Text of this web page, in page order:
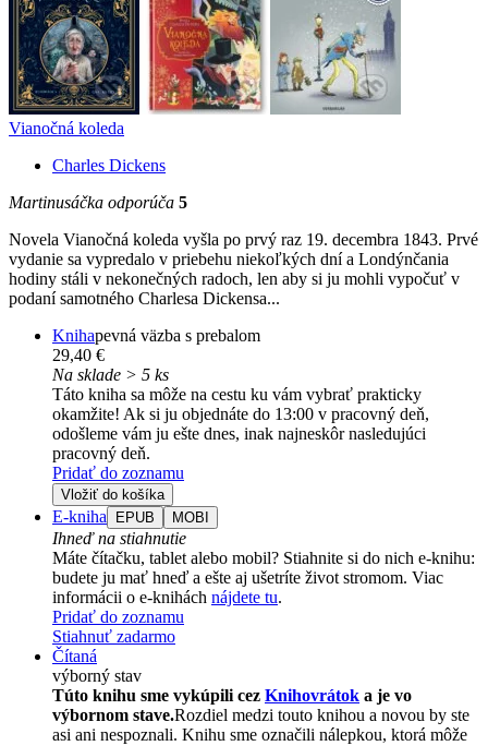
Vianočná koleda
Charles Dickens
Martinusáčka odporúča 5
Novela Vianočná koleda vyšla po prvý raz 19. decembra 1843. Prvé
vydanie sa vypredalo v priebehu niekoľkých dní a Londýnčania
hodiny stáli v nekonečných radoch, len aby si ju mohli vypočuť v
podaní samotného Charlesa Dickensa...
Knihapevná väzba s prebalom
29,40 €
Na sklade > 5 ks
Táto kniha sa môže na cestu ku vám vybrať prakticky
okamžite! Ak si ju objednáte do 13:00 v pracovný deň,
odošleme vám ju ešte dnes, inak najneskôr nasledujúci
pracovný deň.
Pridať do zoznamu
Vložiť do košíka
E-kniha EPUB MOBI
Ihneď na stiahnutie
Máte čítačku, tablet alebo mobil? Stiahnite si do nich e-knihu:
budete ju mať hneď a ešte aj ušetríte život stromom. Viac
informácii o e-knihách nájdete tu.
Pridať do zoznamu
Stiahnuť zadarmo
Čítaná
výborný stav
Túto knihu sme vykúpili cez Knihovrátok a je vo
výbornom stave.Rozdiel medzi touto knihou a novou by ste
asi ani nespoznali. Knihu sme označili nálepkou, ktorá môže